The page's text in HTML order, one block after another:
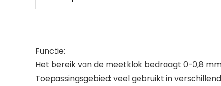
Functie:
Het bereik van de meetklok bedraagt 0-0,8
Toepassingsgebied: veel gebruikt in